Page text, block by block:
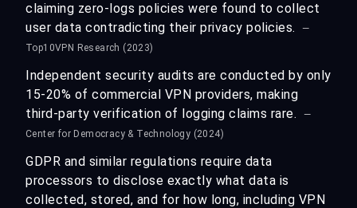
claiming zero-logs policies were found to collect
user data contradicting their privacy policies.
—
Top10VPN Research (2023)
Independent security audits are conducted by only
15-20% of commercial VPN providers, making
third-party verification of logging claims rare.
—
Center for Democracy & Technology (2024)
GDPR and similar regulations require data
processors to disclose exactly what data is
collected, stored, and for how long, including VPN